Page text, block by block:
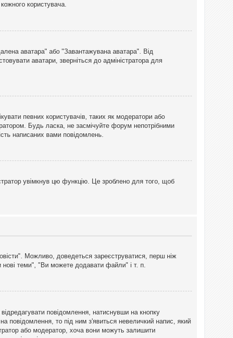
користувача.
аватара" або "Завантажувана аватара". Від
аватари, зверніться до адміністратора для
певних користувачів, таких як модератори або
Будь ласка, не засмічуйте форум непотрібними
написаних вами повідомлень.
увімкнув цю функцію. Це зроблено для того, щоб
Можливо, доведеться зареєструватися, перш ніж
нові теми", "Ви можете додавати файли" і т. п.
повідомлення, натиснувши на кнопку
повідомлення, то під ним з'явиться невеличкий напис, який
або модератор, хоча вони можуть залишити